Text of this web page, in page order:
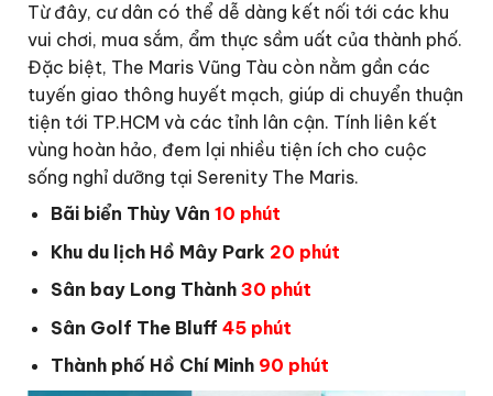
Từ đây, cư dân có thể dễ dàng kết nối tới các khu
vui chơi, mua sắm, ẩm thực sầm uất của thành phố.
Đặc biệt, The Maris Vũng Tàu còn nằm gần các
tuyến giao thông huyết mạch, giúp di chuyển thuận
tiện tới TP.HCM và các tỉnh lân cận. Tính liên kết
vùng hoàn hảo, đem lại nhiều tiện ích cho cuộc
sống nghỉ dưỡng tại Serenity The Maris.
Bãi biển Thùy Vân 10 phút
Khu du lịch Hồ Mây Park 20 phút
Sân bay Long Thành 30 phút
Sân Golf The Bluff 45 phút
Thành phố Hồ Chí Minh 90 phút